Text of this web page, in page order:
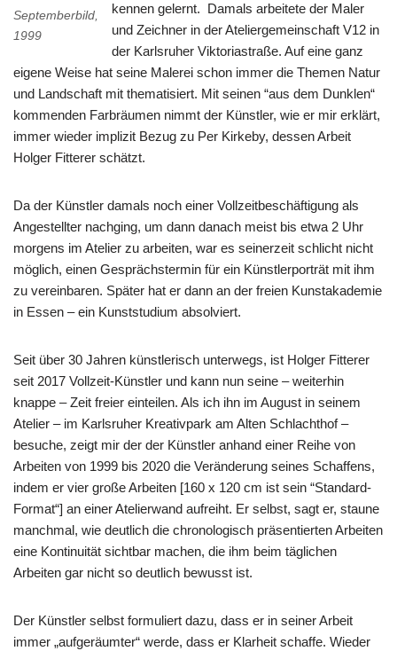
Septemberbild,
1999
kennen gelernt. Damals arbeitete der Maler
und Zeichner in der Ateliergemeinschaft V12 in
der Karlsruher Viktoriastraße. Auf eine ganz
eigene Weise hat seine Malerei schon immer die Themen Natur
und Landschaft mit thematisiert. Mit seinen “aus dem Dunklen“
kommenden Farbräumen nimmt der Künstler, wie er mir erklärt,
immer wieder implizit Bezug zu Per Kirkeby, dessen Arbeit
Holger Fitterer schätzt.
Da der Künstler damals noch einer Vollzeitbeschäftigung als
Angestellter nachging, um dann danach meist bis etwa 2 Uhr
morgens im Atelier zu arbeiten, war es seinerzeit schlicht nicht
möglich, einen Gesprächstermin für ein Künstlerporträt mit ihm
zu vereinbaren. Später hat er dann an der freien Kunstakademie
in Essen – ein Kunststudium absolviert.
Seit über 30 Jahren künstlerisch unterwegs, ist Holger Fitterer
seit 2017 Vollzeit-Künstler und kann nun seine – weiterhin
knappe – Zeit freier einteilen. Als ich ihn im August in seinem
Atelier – im Karlsruher Kreativpark am Alten Schlachthof –
besuche, zeigt mir der der Künstler anhand einer Reihe von
Arbeiten von 1999 bis 2020 die Veränderung seines Schaffens,
indem er vier große Arbeiten [160 x 120 cm ist sein “Standard-
Format“] an einer Atelierwand aufreiht. Er selbst, sagt er, staune
manchmal, wie deutlich die chronologisch präsentierten Arbeiten
eine Kontinuität sichtbar machen, die ihm beim täglichen
Arbeiten gar nicht so deutlich bewusst ist.
Der Künstler selbst formuliert dazu, dass er in seiner Arbeit
immer „aufgeräumter“ werde, dass er Klarheit schaffe. Wieder